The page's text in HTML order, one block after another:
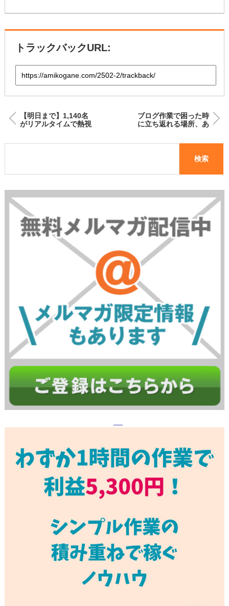
トラックバックURL:
【明日まで】1,140名
がリアルタイムで熱視
ブログ作業で困った時
に立ち返れる場所、あ